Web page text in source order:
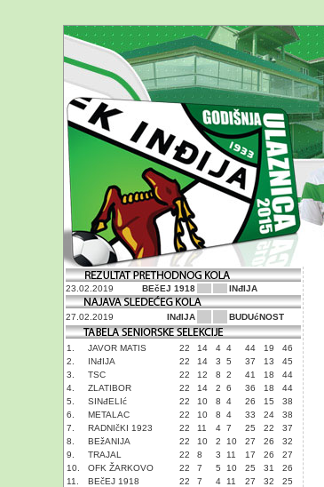
23.02.2019 BEčEJ 1918 INđIJA
27.02.2019 INđIJA BUDUćNOST
1. JAVOR MATIS 22 14 4 4 44 19
46
2.
INđIJA 22 14 3 5 37 13
45
3.
TSC 22 12 8 2 41 18
44
4.
ZLATIBOR 22 14 2 6 36 18
44
5.
SINđELIć 22 10 8 4 26 15
38
6.
METALAC 22 10 8 4 33 24
38
7.
RADNIčKI 1923 22 11 4 7 25 22
37
8.
BEžANIJA 22 10 2 10 27 26
32
9.
TRAJAL 22 8 3 11 17 26
27
10.
OFK ŽARKOVO 22 7 5 10 25 31
26
11.
BEčEJ 1918 22 7 4 11 27 32
25